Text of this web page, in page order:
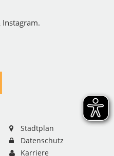
Instagram.
Stadtplan
Datenschutz
Karriere